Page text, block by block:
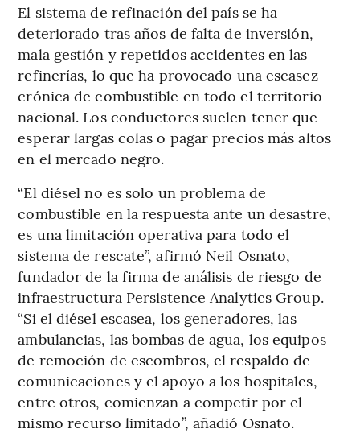
El sistema de refinación del país se ha
deteriorado tras años de falta de inversión,
mala gestión y repetidos accidentes en las
refinerías, lo que ha provocado una escasez
crónica de combustible en todo el territorio
nacional. Los conductores suelen tener que
esperar largas colas o pagar precios más altos
en el mercado negro.
“El diésel no es solo un problema de
combustible en la respuesta ante un desastre,
es una limitación operativa para todo el
sistema de rescate”, afirmó Neil Osnato,
fundador de la firma de análisis de riesgo de
infraestructura Persistence Analytics Group.
“Si el diésel escasea, los generadores, las
ambulancias, las bombas de agua, los equipos
de remoción de escombros, el respaldo de
comunicaciones y el apoyo a los hospitales,
entre otros, comienzan a competir por el
mismo recurso limitado”, añadió Osnato.